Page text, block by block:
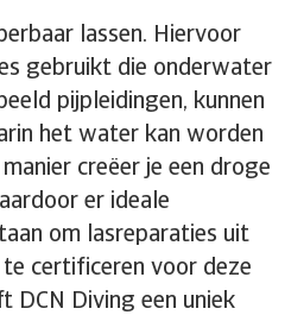
lassen. Hiervoor
gebruikt die onderwater
pijpleidingen, kunnen
het water kan worden
creëer je een droge
er ideale
om lasreparaties uit
certificeren voor deze
DCN Diving een uniek